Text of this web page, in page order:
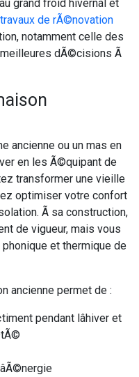
grand froid hivernal et
travaux de rÃ©novation
notamment celle des
dÃ©cisions Ã
ancienne ou un mas en
en les Ã©quipant de
transformer une vieille
optimiser votre confort
Ã sa construction,
de vigueur, mais vous
et thermique de
ancienne permet de :
pendant lâhiver et